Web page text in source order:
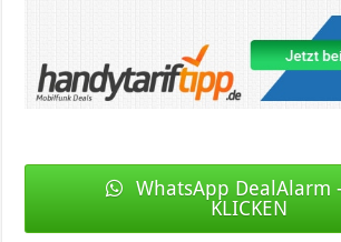
WhatsApp DealAlarm
KLICKEN